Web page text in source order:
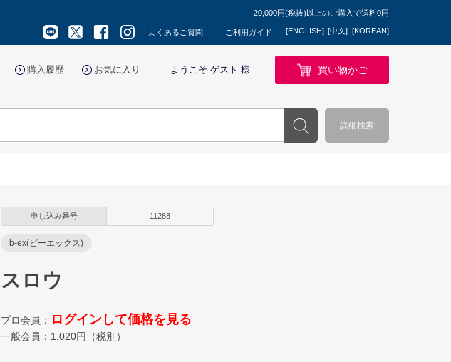
20,000円(税抜)以上のご購入で送料0円
よくあるご質問 ご利用ガイド [ENGLISH] [中文] [KOREAN]
購入履歴 お気に入り ようこそ ゲスト 様 買い物かご
詳細検索
申し込み番号 11288
b-ex(ビーエックス)
スロウ
プロ会員： ログインして価格を見る
一般会員： 1,020円（税別）